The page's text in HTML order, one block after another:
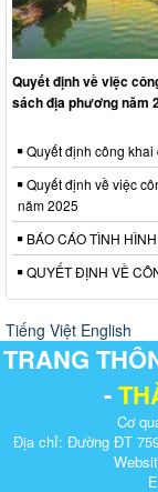
Quyết định về việc
sách địa phương năm
Quyết định công
Quyết định về việc
năm 2025
BÁO CÁO TÌNH
QUYẾT ĐỊNH VỀ
Tiếng Việt English
TRANG
-
Cơ
Địa chỉ: Đường ĐT